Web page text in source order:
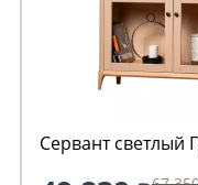
Сервант светлый